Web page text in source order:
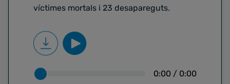
víctimes mortals i 23 desapareguts.
0:00 / 0:00